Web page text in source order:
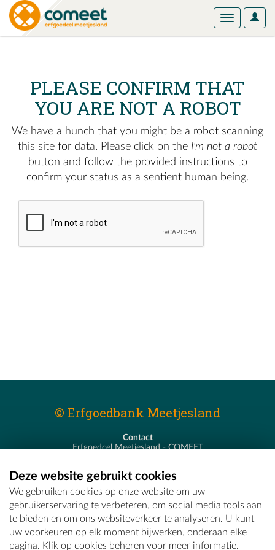
User
Toggle
PLEASE CONFIRM THAT
YOU ARE NOT A ROBOT
We have a hunch that you might be a robot scanning
this site for data. Please click on the I'm not a robot
button and follow the provided instructions to
confirm your status as a sentient human being.
© Erfgoedbank Meetjesland
Contact
Erfgoedcel Meetjesland - COMEET
T - 09 373 75 96
E -erfgoedcel@comeet.be
Deze website gebruikt cookies
We gebruiken cookies op onze website om uw
gebruikerservaring te verbeteren, om social media tools aan
te bieden en om ons websiteverkeer te analyseren. U kunt
uw voorkeuren op elk moment bijwerken, onderaan elke
pagina. Klik op cookies beheren voor meer informatie.